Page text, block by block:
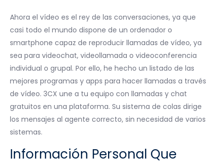
Ahora el vídeo es el rey de las conversaciones, ya que
casi todo el mundo dispone de un ordenador o
smartphone capaz de reproducir llamadas de vídeo, ya
sea para videochat, videollamada o videoconferencia
individual o grupal. Por ello, he hecho un listado de las
mejores programas y apps para hacer llamadas a través
de vídeo. 3CX une a tu equipo con llamadas y chat
gratuitos en una plataforma. Su sistema de colas dirige
los mensajes al agente correcto, sin necesidad de varios
sistemas.
Información Personal Que